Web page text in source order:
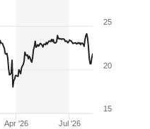
Apr '26 Jul '26
15
20
25